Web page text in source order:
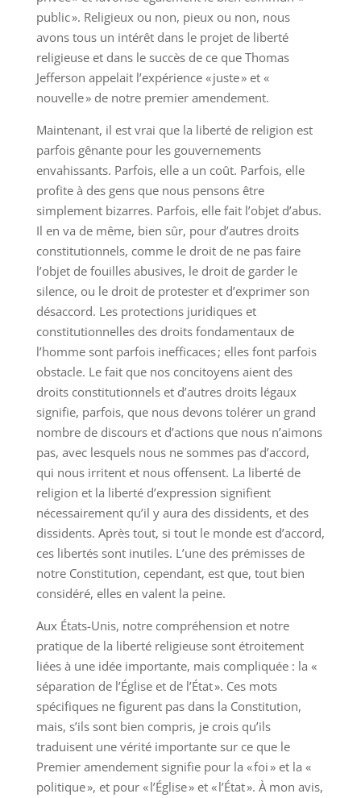
public ». Religieux ou non, pieux ou non, nous
avons tous un intérêt dans le projet de liberté
religieuse et dans le succès de ce que Thomas
Jefferson appelait l’expérience « juste » et «
nouvelle » de notre premier amendement.
Maintenant, il est vrai que la liberté de religion est
parfois gênante pour les gouvernements
envahissants. Parfois, elle a un coût. Parfois, elle
profite à des gens que nous pensons être
simplement bizarres. Parfois, elle fait l’objet d’abus.
Il en va de même, bien sûr, pour d’autres droits
constitutionnels, comme le droit de ne pas faire
l’objet de fouilles abusives, le droit de garder le
silence, ou le droit de protester et d’exprimer son
désaccord. Les protections juridiques et
constitutionnelles des droits fondamentaux de
l’homme sont parfois inefficaces ; elles font parfois
obstacle. Le fait que nos concitoyens aient des
droits constitutionnels et d’autres droits légaux
signifie, parfois, que nous devons tolérer un grand
nombre de discours et d’actions que nous n’aimons
pas, avec lesquels nous ne sommes pas d’accord,
qui nous irritent et nous offensent. La liberté de
religion et la liberté d’expression signifient
nécessairement qu’il y aura des dissidents, et des
dissidents. Après tout, si tout le monde est d’accord,
ces libertés sont inutiles. L’une des prémisses de
notre Constitution, cependant, est que, tout bien
considéré, elles en valent la peine.
Aux États-Unis, notre compréhension et notre
pratique de la liberté religieuse sont étroitement
liées à une idée importante, mais compliquée : la «
séparation de l’Église et de l’État ». Ces mots
spécifiques ne figurent pas dans la Constitution,
mais, s’ils sont bien compris, je crois qu’ils
traduisent une vérité importante sur ce que le
Premier amendement signifie pour la « foi » et la «
politique », et pour « l’Église » et « l’État ». À mon avis,